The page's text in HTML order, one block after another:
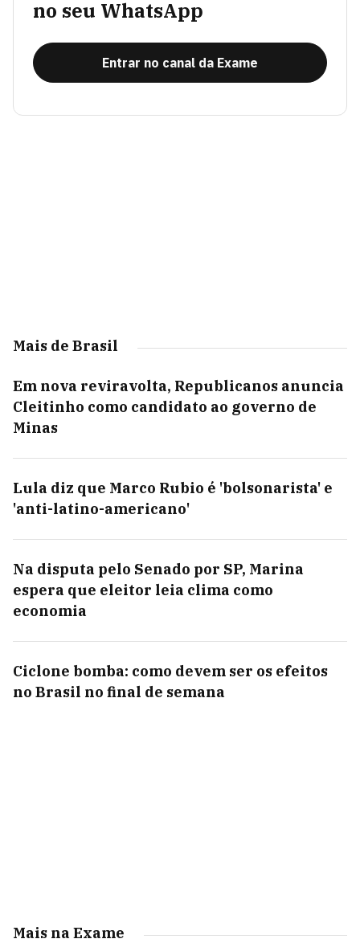
no seu WhatsApp
Entrar no canal da Exame
Mais de Brasil
Em nova reviravolta, Republicanos anuncia
Cleitinho como candidato ao governo de
Minas
Lula diz que Marco Rubio é 'bolsonarista' e
'anti-latino-americano'
Na disputa pelo Senado por SP, Marina
espera que eleitor leia clima como
economia
Ciclone bomba: como devem ser os efeitos
no Brasil no final de semana
Mais na Exame